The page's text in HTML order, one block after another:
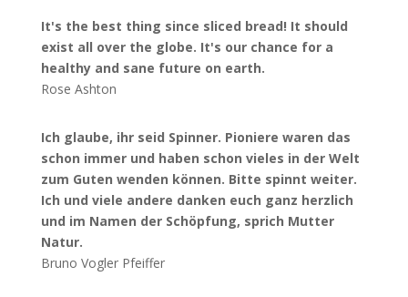
It's the best thing since sliced bread! It should
exist all over the globe. It's our chance for a
healthy and sane future on earth.
Rose Ashton
Ich glaube, ihr seid Spinner. Pioniere waren das
schon immer und haben schon vieles in der Welt
zum Guten wenden können. Bitte spinnt weiter.
Ich und viele andere danken euch ganz herzlich
und im Namen der Schöpfung, sprich Mutter
Natur.
Bruno Vogler Pfeiffer